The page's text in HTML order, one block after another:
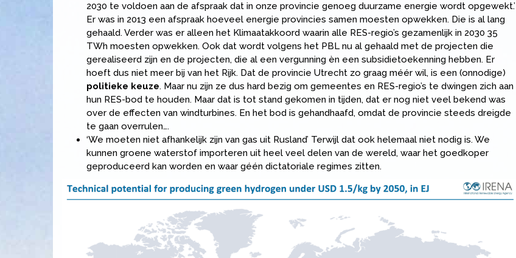
2030 te voldoen aan de afspraak dat in onze provincie genoeg duurzame energie wordt opgewekt.’
Er was in 2013 een afspraak hoeveel energie provincies samen moesten opwekken. Die is al lang
gehaald. Verder was er alleen het Klimaatakkoord waarin alle RES-regio’s gezamenlijk in 2030 35
TWh moesten opwekken. Ook dat wordt volgens het PBL nu al gehaald met de projecten die
gerealiseerd zijn en de projecten, die al een vergunning èn een subsidietoekenning hebben. Er
hoeft dus niet meer bij van het Rijk. Dat de provincie Utrecht zo graag méér wil, is een (onnodige)
politieke keuze. Maar nu zijn ze dus hard bezig om gemeentes en RES-regio’s te dwingen zich aan
hun RES-bod te houden. Maar dat is tot stand gekomen in tijden, dat er nog niet veel bekend was
over de effecten van windturbines. En het bod is gehandhaafd, omdat de provincie steeds dreigde
te gaan overrulen….
‘We moeten niet afhankelijk zijn van gas uit Rusland’ Terwijl dat ook helemaal niet nodig is. We
kunnen groene waterstof importeren uit heel veel delen van de wereld, waar het goedkoper
geproduceerd kan worden en waar géén dictatoriale regimes zitten.